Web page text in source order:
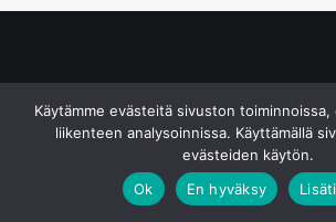
Käytämme evästeitä sivuston toiminnoissa,
liikenteen analysoinnissa. Käyttämällä
evästeiden käytön.
Ok
En hyväksy